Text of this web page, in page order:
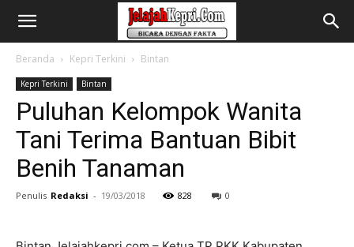
Beranda Kepri Terkini Bintan
Kepri Terkini Bintan
Puluhan Kelompok Wanita
Tani Terima Bantuan Bibit
Benih Tanaman
Penulis Redaksi - 19/03/2018 828 0